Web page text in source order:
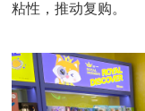
粘性，推动复购。